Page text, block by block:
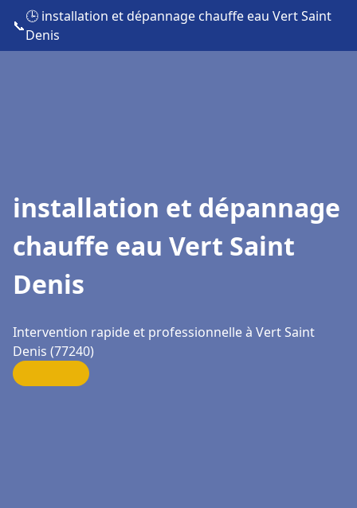
📞
🕒 installation et dépannage chauffe eau Vert Saint
Denis
installation et dépannage
chauffe eau Vert Saint
Denis
Intervention rapide et professionnelle à Vert Saint
Denis (77240)